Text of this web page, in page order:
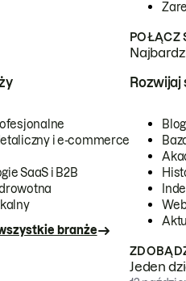
POŁĄCZ
i e-commerce
SaaS i B2B
branże
Blog
Jeden